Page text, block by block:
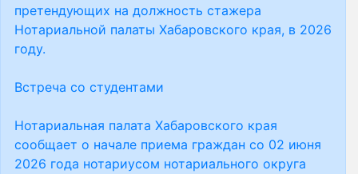
претендующих на должность стажера
Нотариальной палаты Хабаровского края, в 2026
году.
Встреча со студентами
Нотариальная палата Хабаровского края
сообщает о начале приема граждан со 02 июня
2026 года нотариусом нотариального округа